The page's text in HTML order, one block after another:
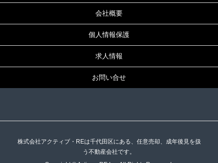
会社概要
個人情報保護
求人情報
お問い合せ
株式会社アクティブ・REは千代田区にある、任意売却、成年後見を扱
う不動産会社です。